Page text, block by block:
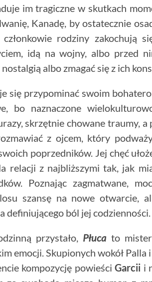
im tragiczne w skutkach
Kanadę, by ostatecznie
rodziny zakochują
idą na wojny, albo przed
albo zmagać się z ich
się przypominać swoim
bo naznaczone
skrzętnie chowane traumy,
z ojcem, który
poprzedników. Jej chęć
relacji z najbliższymi tak, jak
Poznając zagmatwane,
szansę na nowe otwarcie,
definiującego ból jej codzienności.
przystało, Płucato
emocji. Skupionych wokół
kompozycję powieściGarcii i